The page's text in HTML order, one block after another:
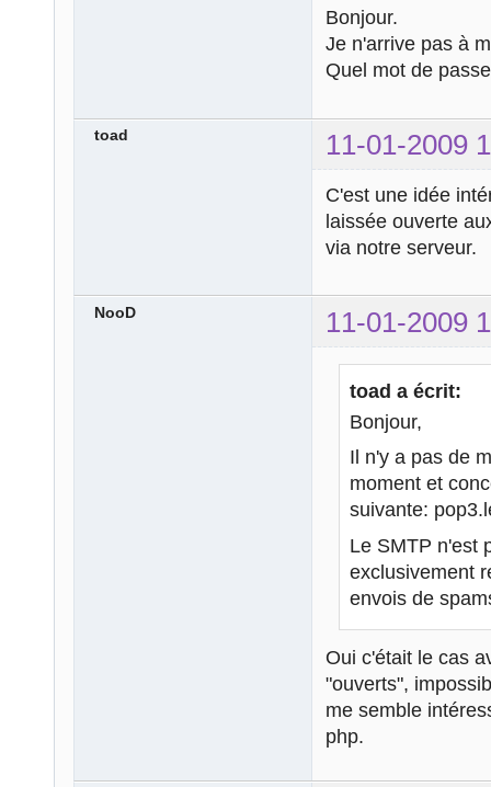
Bonjour.
Je n'arrive pas à
Quel mot de
toad 11-01-2009
C'est une idée
laissée ouverte
via notre serveur.
NooD 11-01-2009
toad a écrit:
Bonjour,
Il n'y a pas de
moment et
suivante:
Le SMTP n'est
exclusivement
envois de
Oui c'était le cas
"ouverts",
me semble
php.